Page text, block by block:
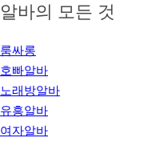
알바의 모든 것
룸싸롱
호빠알바
노래방알바
유흥알바
여자알바